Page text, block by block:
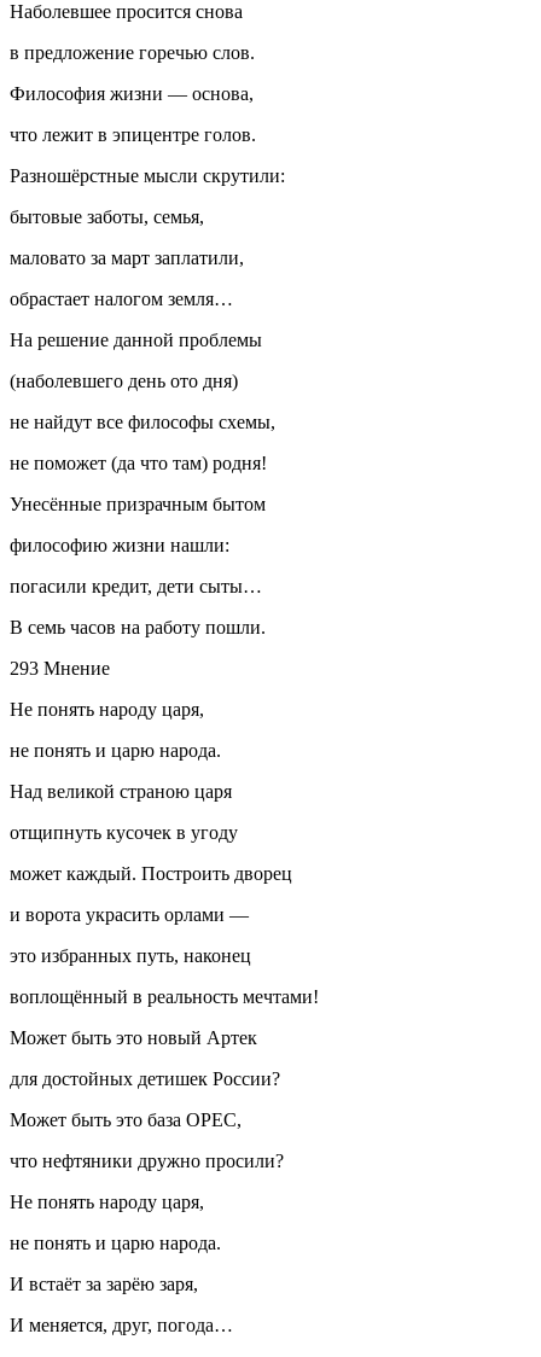
Наболевшее просится снова
в предложение горечью слов.
Философия жизни — основа,
что лежит в эпицентре голов.
Разношёрстные мысли скрутили:
бытовые заботы, семья,
маловато за март заплатили,
обрастает налогом земля…
На решение данной проблемы
(наболевшего день ото дня)
не найдут все философы схемы,
не поможет (да что там) родня!
Унесённые призрачным бытом
философию жизни нашли:
погасили кредит, дети сыты…
В семь часов на работу пошли.
293 Мнение
Не понять народу царя,
не понять и царю народа.
Над великой страною царя
отщипнуть кусочек в угоду
может каждый. Построить дворец
и ворота украсить орлами —
это избранных путь, наконец
воплощённый в реальность мечтами!
Может быть это новый Артек
для достойных детишек России?
Может быть это база OPEC,
что нефтяники дружно просили?
Не понять народу царя,
не понять и царю народа.
И встаёт за зарёю заря,
И меняется, друг, погода…